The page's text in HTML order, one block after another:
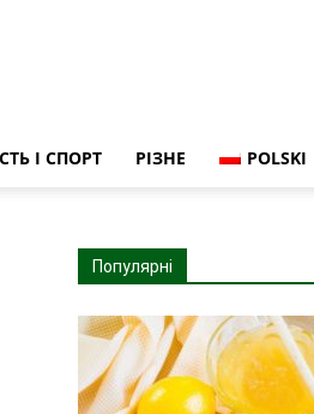
І СПОРТ РІЗНЕ POLSKI
Популярні